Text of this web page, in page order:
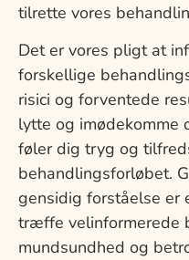
tilrette vores
Det er vores pligt at
forskellige
risici og forventede
lytte og imødekomme
føler dig tryg og
behandlingsforløbet.
gensidig forståelse er
træffe velinformerede
mundsundhed og